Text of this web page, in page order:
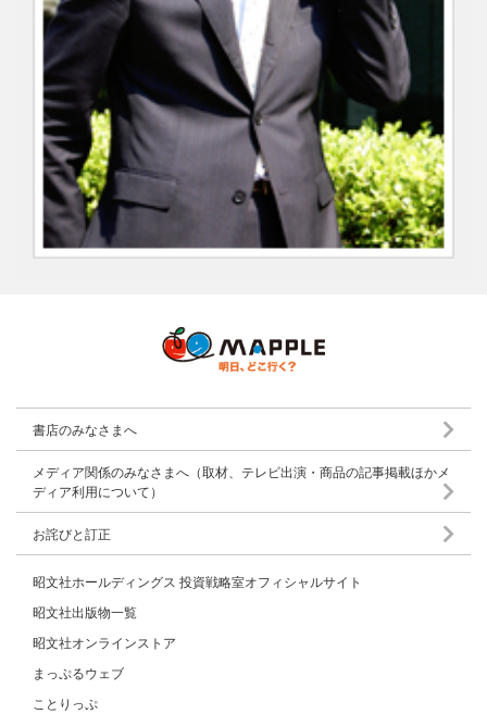
書店のみなさまへ
メディア関係のみなさまへ（取材、テレビ出演・商品の記事掲載ほかメ
ディア利用について）
お詫びと訂正
昭文社ホールディングス 投資戦略室オフィシャルサイト
昭文社出版物一覧
昭文社オンラインストア
まっぷるウェブ
ことりっぷ